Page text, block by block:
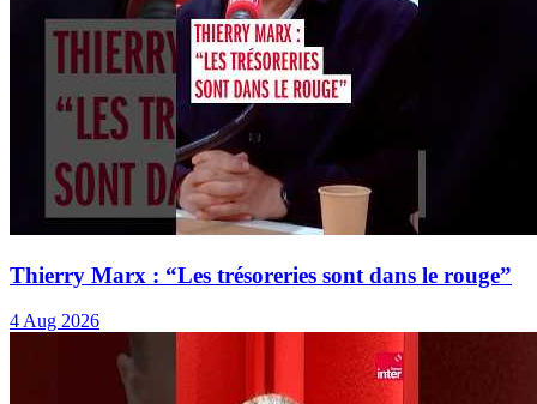
Thierry Marx : “Les trésoreries sont dans le rouge”
4 Aug 2026